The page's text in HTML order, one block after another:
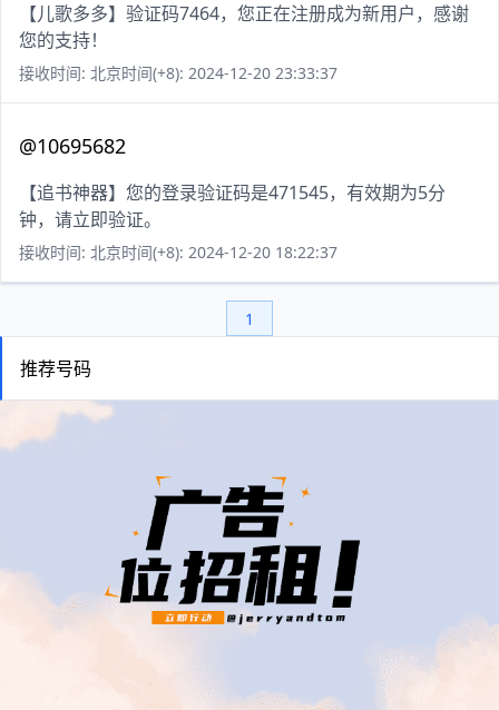
【儿歌多多】验证码7464，您正在注册成为新用户，感谢
您的支持！
接收时间: 北京时间(+8): 2024-12-20 23:33:37
@10695682
【追书神器】您的登录验证码是471545，有效期为5分
钟，请立即验证。
接收时间: 北京时间(+8): 2024-12-20 18:22:37
1
推荐号码